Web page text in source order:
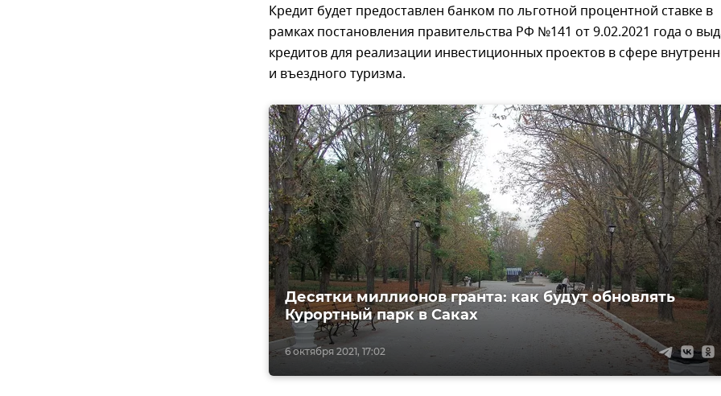
Кредит будет предоставлен банком по льготной процентной ставке в
рамках постановления правительства РФ №141 от 9.02.2021 года о
кредитов для реализации инвестиционных проектов в сфере
и въездного туризма.
6 октября 2021, 17:02
Десятки миллионов гранта: как будут обновлять
Курортный парк в Саках